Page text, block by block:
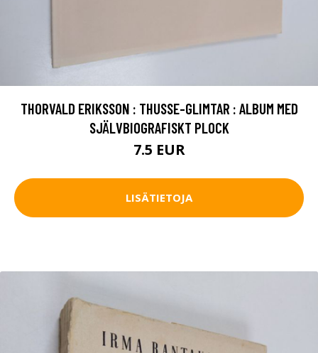
THORVALD ERIKSSON : THUSSE-GLIMTAR : ALBUM MED
SJÄLVBIOGRAFISKT PLOCK
7.5 EUR
LISÄTIETOJA